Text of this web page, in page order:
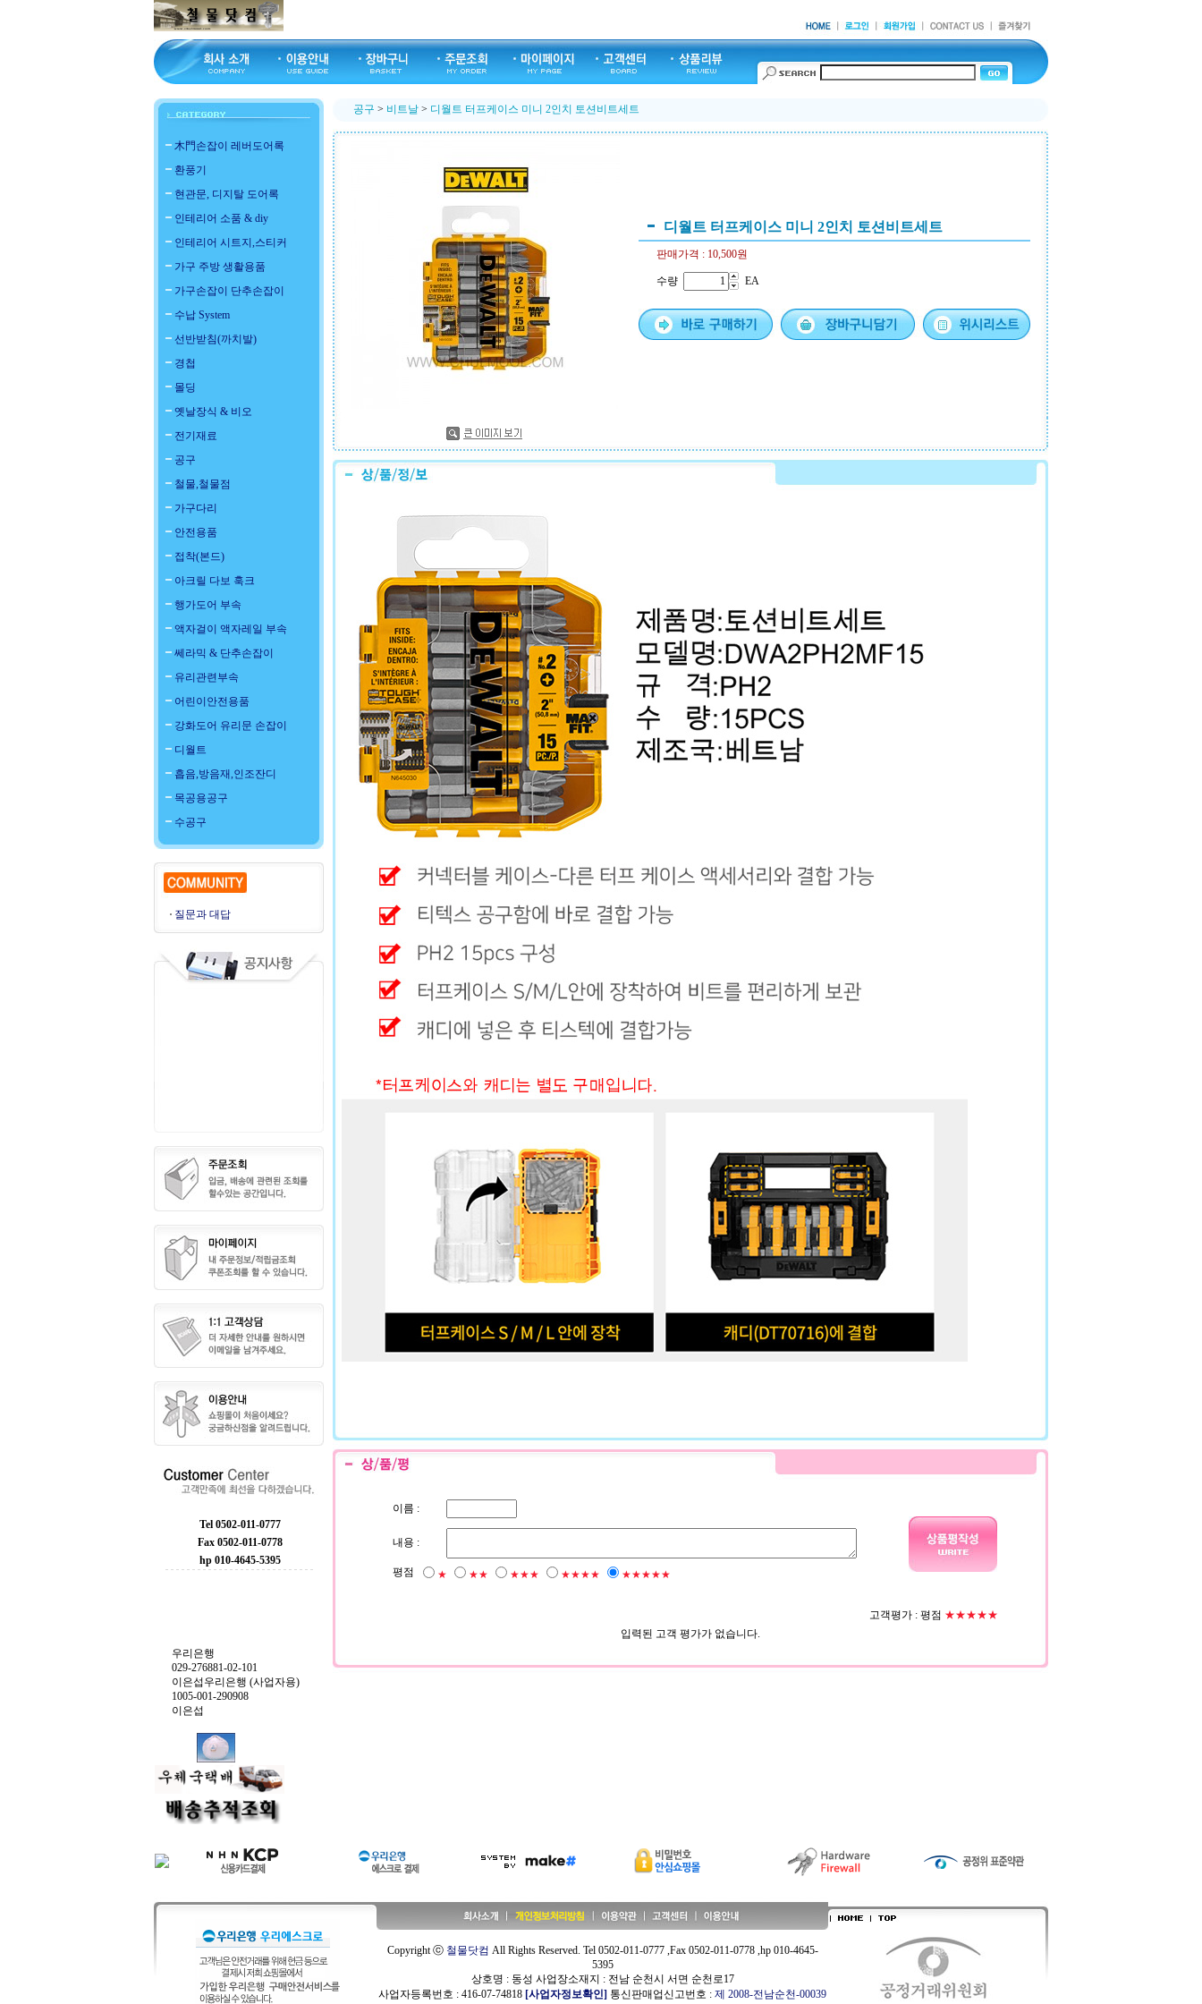
木門손잡이 레버도어록
환풍기
현관문, 디지탈 도어록
인테리어 소품 & diy
인테리어 시트지,스티커
가구 주방 생활용품
가구손잡이 단추손잡이
수납 System
선반받침(까치발)
경첩
몰딩
옛날장식 & 비오
전기재료
공구
철물,철물점
가구다리
안전용품
접착(본드)
아크릴 다보 훅크
행가도어 부속
액자걸이 액자레일 부속
쎄라믹 & 단추손잡이
유리관련부속
어린이안전용품
강화도어 유리문 손잡이
디월트
흡음,방음재,인조잔디
목공용공구
수공구
질문과 대답
Tel 0502-011-0777
Fax 0502-011-0778
hp 010-4645-5395
우리은행
029-276881-02-101
이은섭우리은행 (사업자용)
1005-001-290908
이은섭
공구 > 비트날 > 디월트 터프케이스 미니 2인치 토션비트세트
디월트 터프케이스 미니 2인치 토션비트세트
판매가격 : 10,500원
수량 EA
이름 :
내용 :
평점 ★ ★★ ★★★ ★★★★ ★★★★★
고객평가 : 평점 ★★★★★
입력된 고객 평가가 없습니다.
Copyright ⓒ 철물닷컴 All Rights Reserved. Tel 0502-011-0777 ,Fax 0502-011-0778 ,hp 010-4645-
5395
상호명 : 동성 사업장소재지 : 전남 순천시 서면 순천로17
사업자등록번호 : 416-07-74818 [사업자정보확인] 통신판매업신고번호 : 제 2008-전남순천-00039